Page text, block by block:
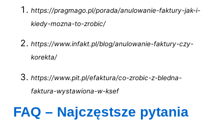
https://pragmago.pl/porada/anulowanie-faktury-jak-i-
kiedy-mozna-to-zrobic/
https://www.infakt.pl/blog/anulowanie-faktury-czy-
korekta/
https://www.pit.pl/efaktura/co-zrobic-z-bledna-
faktura-wystawiona-w-ksef
FAQ – Najczęstsze pytania